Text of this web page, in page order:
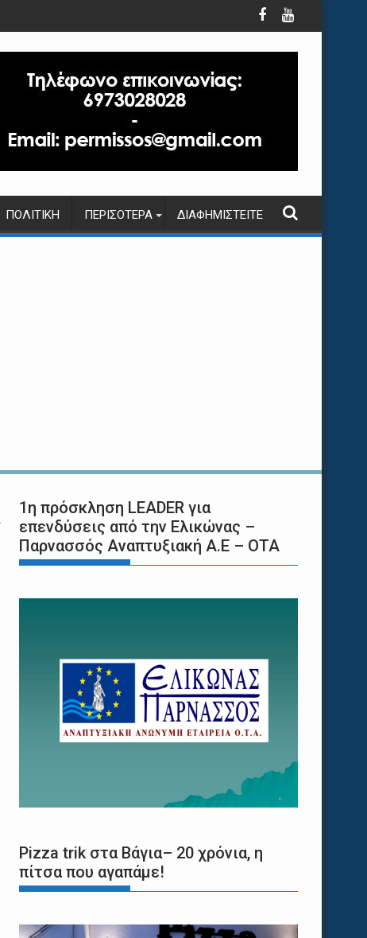
ΠΟΛΙΤΙΚΉ ΠΕΡΙΣΌΤΕΡΑ ΔΙΑΦΗΜΙΣΤΕΊΤΕ
1η πρόσκληση LEADER για
επενδύσεις από την Ελικώνας –
Παρνασσός Αναπτυξιακή Α.Ε – ΟΤΑ
Pizza trik στα Βάγια– 20 χρόνια, η
πίτσα που αγαπάμε!